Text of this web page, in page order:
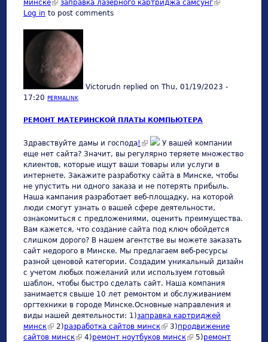
минске(link is external)
заправка лазерного картриджа самсунг(link is
Log in to post comments
Victorudn replied on Thu, 01/19/2023 -
17:20 PERMALINK
РЕМОНТ МАТЕРИНСКОЙ ПЛАТЫ КОМПЬЮТЕРА
Здравствуйте дамы и господа! (link is external)
У вашей компании
еще нет сайта? Значит, вы регулярно теряете множество
клиентов, которые ищут ваши товары или услуги в
интернете. Закажите разработку сайта в Минске, чтобы
не упустить ни одного заказа и не потерять прибыль.
Наша кампания разработает веб-площадку, на которой
люди смогут узнать о вашей сфере деятельности,
ознакомиться с предложениями, оценить преимущества.
Вам кажется, что создание сайта под ключ обойдется
слишком дорого? В нашем агентстве вы можете заказать
сайт недорого в Минске. Мы предлагаем веб-ресурсы
разной ценовой категории. Создадим уникальный дизайн
с учетом любых пожеланий или используем готовый
шаблон, чтобы быстро сделать сайт. Наша компания
занимается свыше 10 лет ремонтом и обслуживанием
оргтехники в городе Минске.Основные направления и
виды нашей деятельности: 1)заправка картриджей
минск(link is external)
2)разработка сайтов минск(link is external)
3)продвижение
сайтов минск(link is external)
4)ремонт ноутбуков минск(link is external)
5)ремонт